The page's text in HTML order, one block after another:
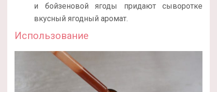
и бойзеновой ягоды придают сыворотке
вкусный ягодный аромат.
Использование